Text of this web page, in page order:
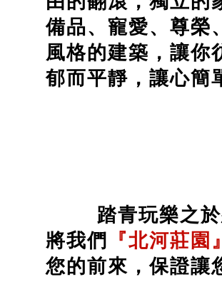
備品、寵愛、尊榮
風格的建築，讓你
郁而平靜，讓心簡
踏青玩樂之
將我們
『北河莊園
您的前來，保證讓